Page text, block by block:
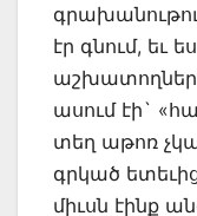
էր գնում, եւ
ասում էի`
տեղ աթոռ
գրկած
միւսն էինք